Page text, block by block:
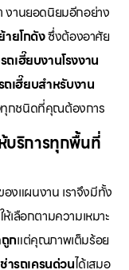
งานยอดนิยมอีกอย่าง
ายโกดังซึ่งต้องอาศัย
รถเฮี๊ยบงานโรงงาน
ถเฮี๊ยบสำหรับงาน
ทุกชนิดที่คุณต้องการ
บริการทุกพื้นที่
องแผนงาน เราจึงมีทั้ง
ให้เลือกตามความเหมาะ
กแต่คุณภาพเต็มร้อย
ารถเครนด่วนได้เสมอ